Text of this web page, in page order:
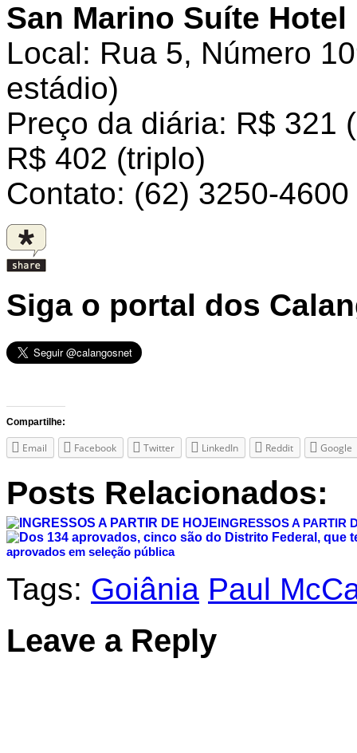
San Marino Suíte Hotel
Local: Rua 5, Número
estádio)
Preço da diária: R$ 321
R$ 402 (triplo)
Contato: (62) 3250-4600
Siga o portal dos
Compartilhe:
Email Facebook Twitter LinkedIn Reddit Google
Posts Relacionados:
INGRESSOS A PARTIR
aprovados em seleção pública
Tags: Goiânia Paul
Leave a Reply